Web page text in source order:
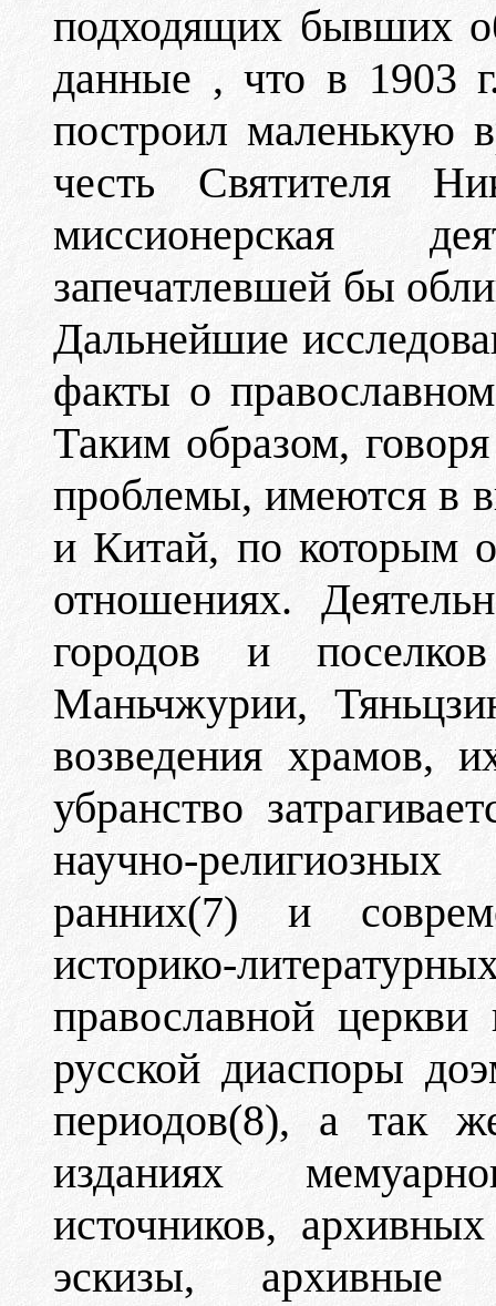
подходящих бывших
данные , что в 1903
построил маленькую
честь Святителя
миссионерская
запечатлевшей бы
Дальнейшие
факты о
Таким образом,
проблемы, имеются в
и Китай, по которым
отношениях.
городов и
Маньчжурии,
возведения храмов,
убранство
научно-
ранних(7) и
историко-
православной
русской диаспоры
периодов(8), а так
изданиях
источников,
эскизы,